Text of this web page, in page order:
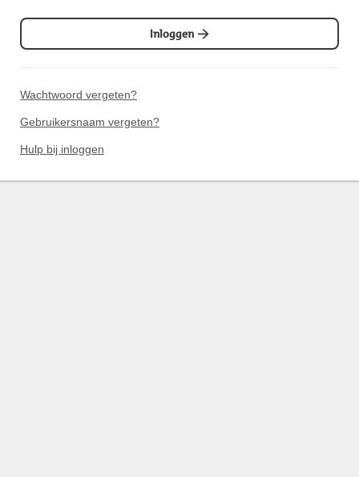
Inloggen
Wachtwoord vergeten?
Gebruikersnaam vergeten?
Hulp bij inloggen